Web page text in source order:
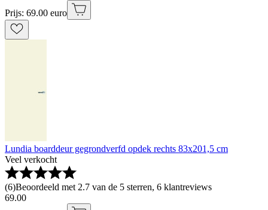
Prijs: 69.00 euro
Lundia boarddeur gegrondverfd opdek rechts 83x201,5 cm
Veel verkocht
(6)Beoordeeld met 2.7 van de 5 sterren, 6 klantreviews
69.00